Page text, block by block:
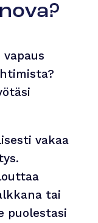
vakaa
tai
puolestasi